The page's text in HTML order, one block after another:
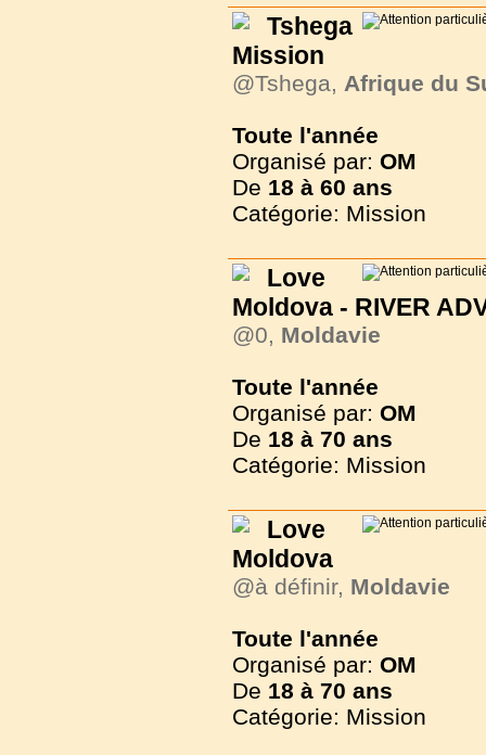
Tshega
Mission
@Tshega, Afrique du
Toute l'année
Organisé par: OM
De 18 à 60 ans
Catégorie: Mission
Love
Moldova - RIVER
@0, Moldavie
Toute l'année
Organisé par: OM
De 18 à 70 ans
Catégorie: Mission
Love
Moldova
@à définir, Moldavie
Toute l'année
Organisé par: OM
De 18 à 70 ans
Catégorie: Mission